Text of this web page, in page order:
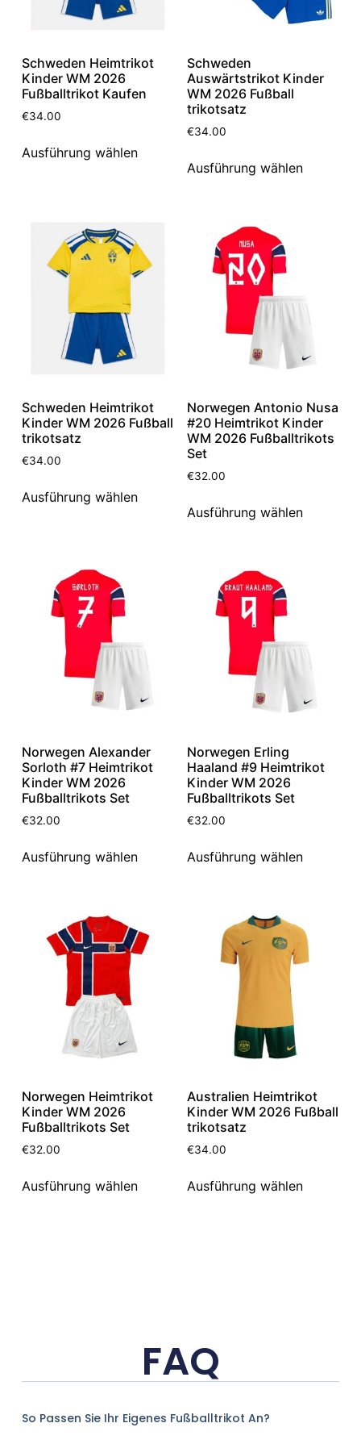
Schweden Heimtrikot
Kinder WM 2026
Fußballtrikot Kaufen
€34.00
Ausführung wählen
Schweden
Auswärtstrikot Kinder
WM 2026 Fußball
trikotsatz
€34.00
Ausführung wählen
Schweden Heimtrikot
Kinder WM 2026 Fußball
trikotsatz
€34.00
Ausführung wählen
Norwegen Antonio Nusa
#20 Heimtrikot Kinder
WM 2026 Fußballtrikots
Set
€32.00
Ausführung wählen
Norwegen Alexander
Sorloth #7 Heimtrikot
Kinder WM 2026
Fußballtrikots Set
€32.00
Ausführung wählen
Norwegen Erling
Haaland #9 Heimtrikot
Kinder WM 2026
Fußballtrikots Set
€32.00
Ausführung wählen
Norwegen Heimtrikot
Kinder WM 2026
Fußballtrikots Set
€32.00
Ausführung wählen
Australien Heimtrikot
Kinder WM 2026 Fußball
trikotsatz
€34.00
Ausführung wählen
FAQ
So Passen Sie Ihr Eigenes Fußballtrikot An?